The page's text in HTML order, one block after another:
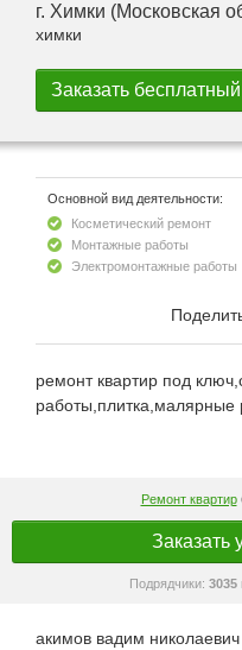
г. Химки (Московская
химки
Основной вид деятельности:
Косметический ремонт
Монтажные работы
Электромонтажные работы
ремонт квартир под
работы,плитка,малярные
Ремонт квартир
Заказать
Подрядчики: 3035
акимов вадим николаевич